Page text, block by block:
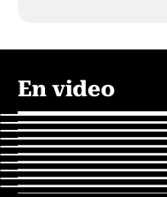
En video